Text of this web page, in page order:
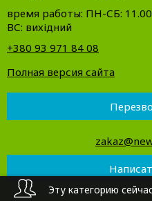
время работы: ПН-СБ:
ВС: вихідний
+380 93 971 84 08
Полная версия сайта
Эту категорию